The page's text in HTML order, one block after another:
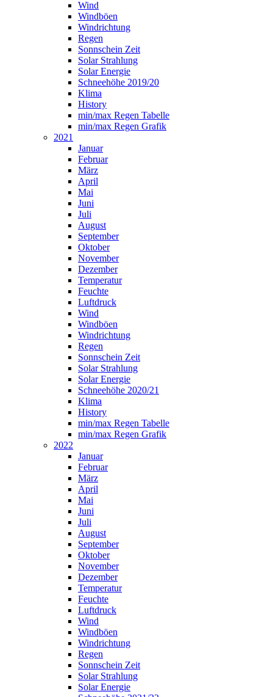
Wind
Windböen
Windrichtung
Regen
Sonnschein Zeit
Solar Strahlung
Solar Energie
Schneehöhe 2019/20
Klima
History
min/max Regen Tabelle
min/max Regen Grafik
2021
Januar
Februar
März
April
Mai
Juni
Juli
August
September
Oktober
November
Dezember
Temperatur
Feuchte
Luftdruck
Wind
Windböen
Windrichtung
Regen
Sonnschein Zeit
Solar Strahlung
Solar Energie
Schneehöhe 2020/21
Klima
History
min/max Regen Tabelle
min/max Regen Grafik
2022
Januar
Februar
März
April
Mai
Juni
Juli
August
September
Oktober
November
Dezember
Temperatur
Feuchte
Luftdruck
Wind
Windböen
Windrichtung
Regen
Sonnschein Zeit
Solar Strahlung
Solar Energie